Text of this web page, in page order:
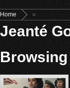
Home »
Jeanté